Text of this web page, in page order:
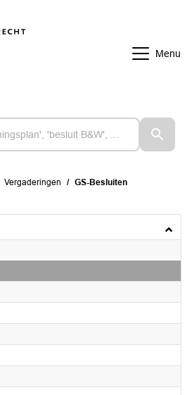
Menu
Vergaderingen GS-Besluiten